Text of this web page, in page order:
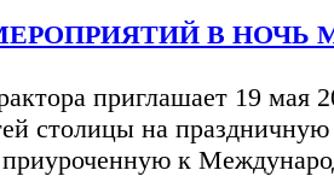
В НОЧЬ
приглашает 19 мая
столицы на
к